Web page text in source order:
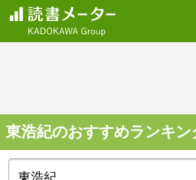
東浩紀のおすすめランキン